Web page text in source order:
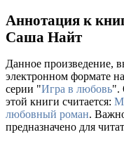
Аннотация к
Саша Найт
Данное произведение,
электронном формате
серии "Игра в любовь".
этой книги считается:
любовный роман.
предназначено для